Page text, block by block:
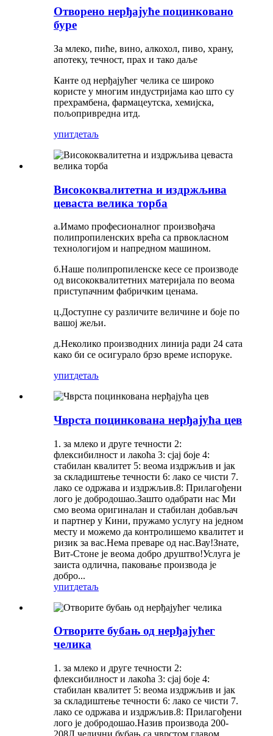
Отворено нерђајуће поцинковано
буре
За млеко, пиће, вино, алкохол, пиво, храну,
апотеку, течност, прах и тако даље
Канте од нерђајућег челика се широко
користе у многим индустријама као што су
прехрамбена, фармацеутска, хемијска,
пољопривредна итд.
упитдетаљ
Висококвалитетна и издржљива
цеваста велика торба
а.Имамо професионалног произвођача
полипропиленских врећа са првокласном
технологијом и напредном машином.
б.Наше полипропиленске кесе се производе
од висококвалитетних материјала по веома
приступачним фабричким ценама.
ц.Доступне су различите величине и боје по
вашој жељи.
д.Неколико производних линија ради 24 сата
како би се осигурало брзо време испоруке.
упитдетаљ
Чврста поцинкована нерђајућа цев
1. за млеко и друге течности 2:
флексибилност и лакоћа 3: сјај боје 4:
стабилан квалитет 5: веома издржљив и јак
за складиштење течности 6: лако се чисти 7.
лако се одржава и издржљив.8: Прилагођени
лого је добродошао.Зашто одабрати нас Ми
смо веома оригиналан и стабилан добављач
и партнер у Кини, пружамо услугу на једном
месту и можемо да контролишемо квалитет и
ризик за вас.Нема преваре од нас.Вау!Знате,
Вит-Стоне је веома добро друштво!Услуга је
заиста одлична, паковање производа је
добро...
упитдетаљ
Отворите бубањ од нерђајућег
челика
1. за млеко и друге течности 2:
флексибилност и лакоћа 3: сјај боје 4:
стабилан квалитет 5: веома издржљив и јак
за складиштење течности 6: лако се чисти 7.
лако се одржава и издржљив.8: Прилагођени
лого је добродошао.Назив производа 200-